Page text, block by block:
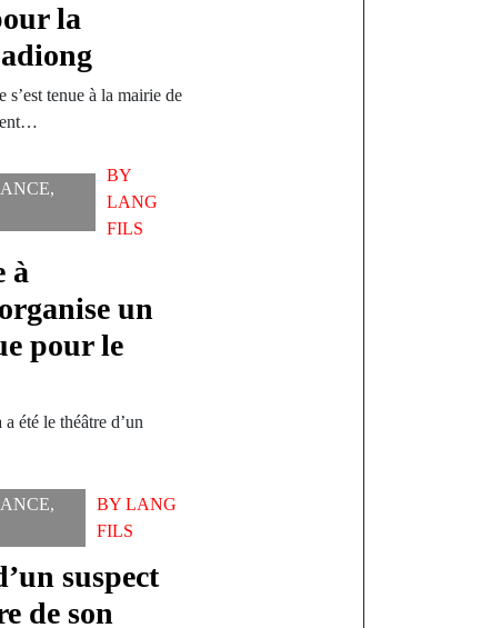
la
tenue à la mairie de
,
BY
LANG
FILS
à
un
pour le
été le théâtre d’un
,
BYLANG
FILS
suspect
de son